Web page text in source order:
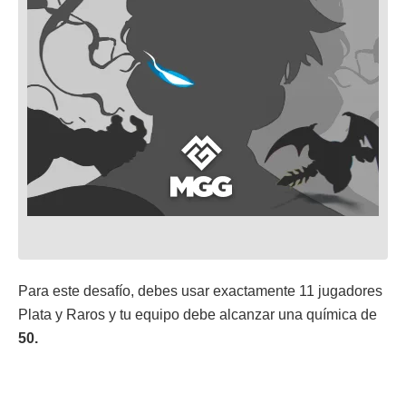
Para este desafío, debes usar exactamente 11 jugadores
Plata y Raros y tu equipo debe alcanzar una química de
50.